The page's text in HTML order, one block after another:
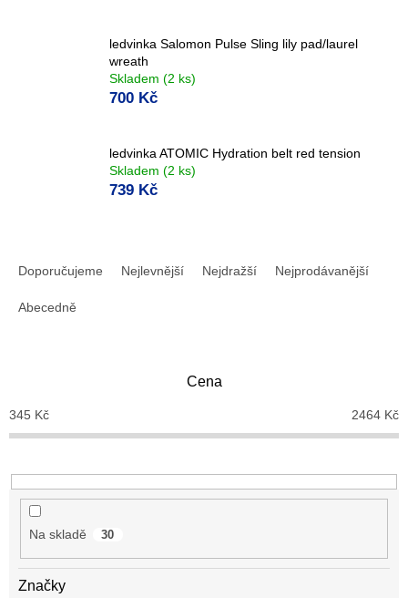
ledvinka Salomon Pulse Sling lily pad/laurel
wreath
Skladem (2 ks)
700 Kč
ledvinka ATOMIC Hydration belt red tension
Skladem (2 ks)
739 Kč
o
d
k
t
Doporučujeme Nejlevnější Nejdražší Nejprodávanější
Abecedně
Cena
345 Kč 2464 Kč
Na skladě 30
Značky